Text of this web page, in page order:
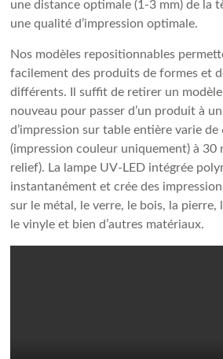
une distance optimale (1-3 mm) de la
une qualité d’impression optimale.
Nos modèles repositionnables
facilement des produits de formes et
différents. Il suffit de retirer un modèle
nouveau pour passer d’un produit à
d’impression sur table entière varie de
(impression couleur uniquement) à 30
relief). La lampe UV-LED intégrée
instantanément et crée des
sur le métal, le verre, le bois, la pierre,
le vinyle et bien d’autres matériaux.